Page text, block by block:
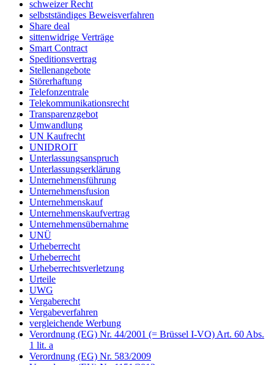
schweizer Recht
selbstständiges Beweisverfahren
Share deal
sittenwidrige Verträge
Smart Contract
Speditionsvertrag
Stellenangebote
Störerhaftung
Telefonzentrale
Telekommunikationsrecht
Transparenzgebot
Umwandlung
UN Kaufrecht
UNIDROIT
Unterlassungsanspruch
Unterlassungserklärung
Unternehmensführung
Unternehmensfusion
Unternehmenskauf
Unternehmenskaufvertrag
Unternehmensübernahme
UNÜ
Urheberrecht
Urheberrecht
Urheberrechtsverletzung
Urteile
UWG
Vergaberecht
Vergabeverfahren
vergleichende Werbung
Verordnung (EG) Nr. 44/2001 (= Brüssel I-VO) Art. 60 Abs.
1 lit. a
Verordnung (EG) Nr. 583/2009